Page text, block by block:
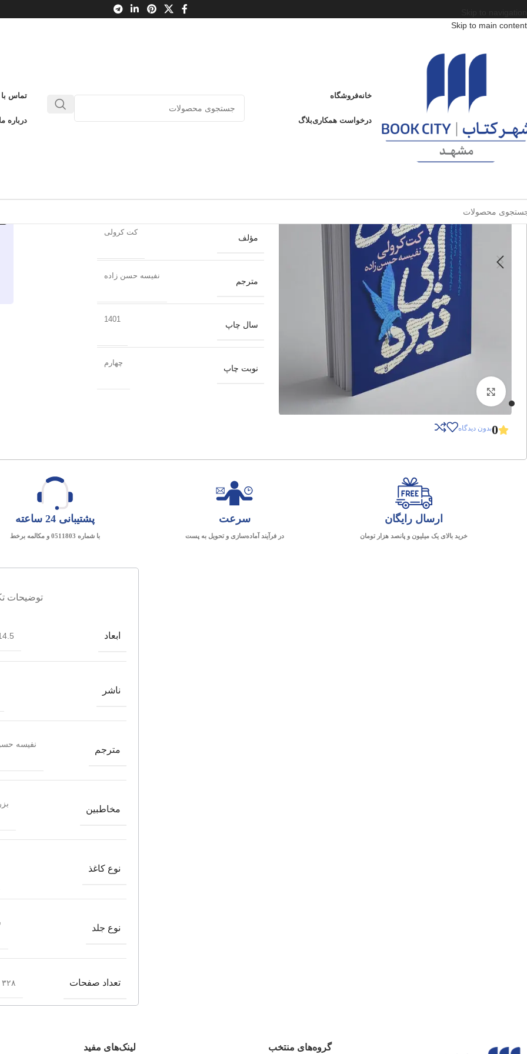
Skip to main content
خانهفروشگاه
درخواست همکاریبلاگ
تماس با
درباره ما
محصولات / کتاب بزرگسال
0بدون دیدگاه
کلمه‌های آبی تیره
مؤلف
کت کرولی
مترجم
نفیسه حسن زاده
سال چاپ
1401
نوبت چاپ
چهارم
ارسال رایگان
خرید بالای یک میلیون و پانصد هزار تومان
سرعت
در فرآیند آماده‌سازی و تحویل به پست
پشتیبانی 24 ساعته
با شماره 0511803 و مکالمه برخط
توضیحات
ابعاد
ناشر
مترجم
نفیسه
مخاطبین
نوع کاغذ
نوع جلد
تعداد صفحات ۳۲۸ صفحه
گروه‌های منتخب لینک‌های مفید